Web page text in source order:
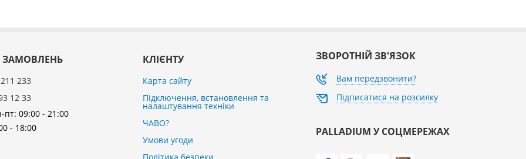
ЗАМОВЛЕНЬ
233
12 33
пт: 09:00 - 21:00
- 18:00
КЛІЄНТУ
Карта сайту
Підключення, встановлення та
налаштування техніки
ЧАВО?
Умови угоди
ЗВОРОТНІЙ ЗВ'ЯЗОК
Вам передзвонити?
Підписатися на розсилку
PALLADIUM У СОЦМЕРЕЖАХ